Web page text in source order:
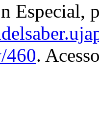
Especial,
460.